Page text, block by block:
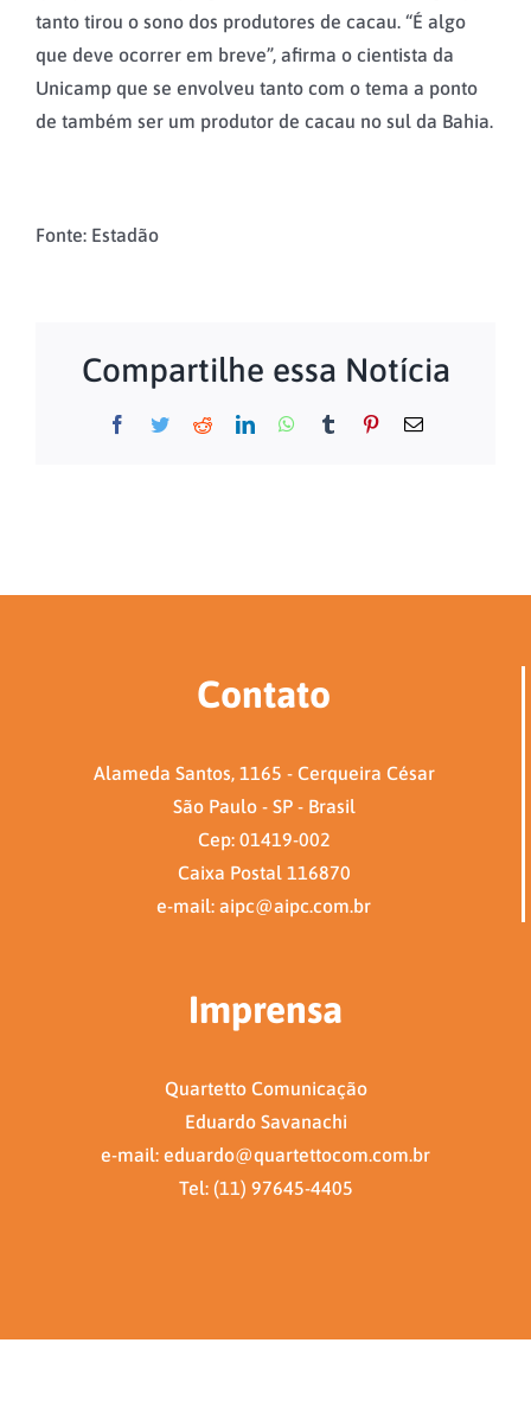
tanto tirou o sono dos produtores de cacau. “É algo
que deve ocorrer em breve”, afirma o cientista da
Unicamp que se envolveu tanto com o tema a ponto
de também ser um produtor de cacau no sul da Bahia.
Fonte: Estadão
Compartilhe essa Notícia
Facebook
TwitterRedditLinkedInWhatsApp
Tumblr Pinterest
E-
Contato
Alameda Santos, 1165 - Cerqueira César
São Paulo - SP - Brasil
Cep: 01419-002
Caixa Postal 116870
e-mail: aipc@aipc.com.br
Imprensa
Quartetto Comunicação
Eduardo Savanachi
e-mail: eduardo@quartettocom.com.br
Tel: (11) 97645-4405